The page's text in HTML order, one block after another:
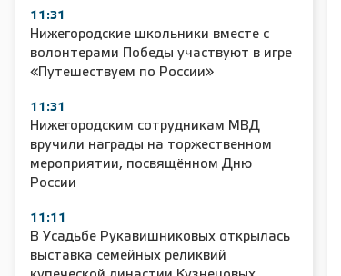
11:31
Нижегородские школьники вместе с
волонтерами Победы участвуют в игре
«Путешествуем по России»
11:31
Нижегородским сотрудникам МВД
вручили награды на торжественном
мероприятии, посвящённом Дню
России
11:11
В Усадьбе Рукавишниковых открылась
выставка семейных реликвий